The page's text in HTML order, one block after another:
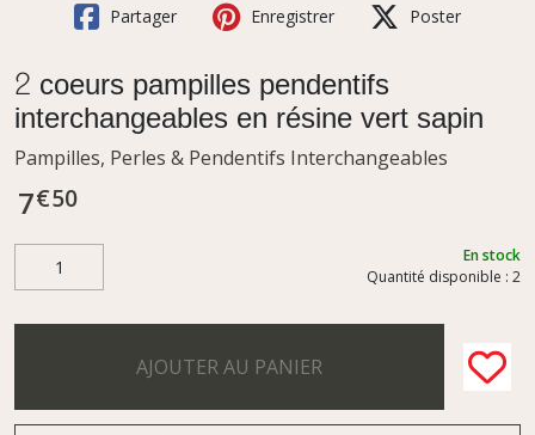
Partager Enregistrer Poster
2 coeurs pampilles pendentifs
interchangeables en résine vert sapin
Pampilles, Perles & Pendentifs Interchangeables
7€50
En stock
Quantité disponible : 2
AJOUTER AU PANIER